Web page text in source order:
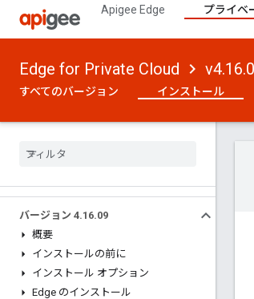
Apigee Edge プライベ
Edge for Private Cloud
すべてのバージョン インストール
バージョン 4.16.09
概要
インストールの前に
インストール オプション
Edge のインストール